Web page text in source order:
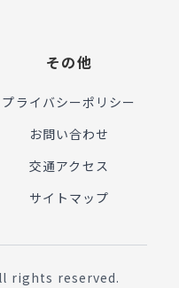
その他
プライバシーポリシー
お問い合わせ
交通アクセス
サイトマップ
rights reserved.